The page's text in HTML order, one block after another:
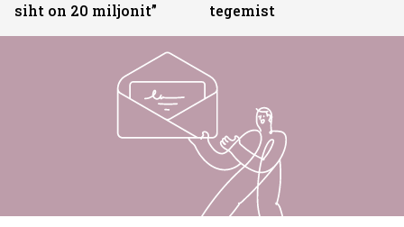
siht on 20 miljonit”
tegemist